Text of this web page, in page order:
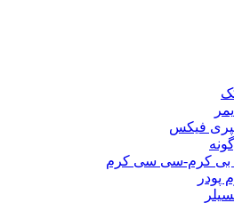
فیکس
بی کرم-سی سی کرم
پودر